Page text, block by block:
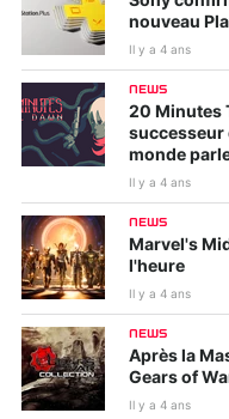
nouveau
Il y a 4 ans
NEWS
20 Minutes
successeur
monde
Il y a 4 ans
NEWS
Marvel's
l'heure
Il y a 4 ans
NEWS
Après la
Gears of
Il y a 4 ans